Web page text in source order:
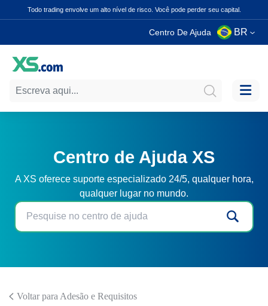
Todo trading envolve um alto nível de risco. Você pode perder seu capital.
Centro De Ajuda BR
Centro de Ajuda XS
A XS oferece suporte especializado 24/5, qualquer hora,
qualquer lugar no mundo.
Voltar para Adesão e Requisitos